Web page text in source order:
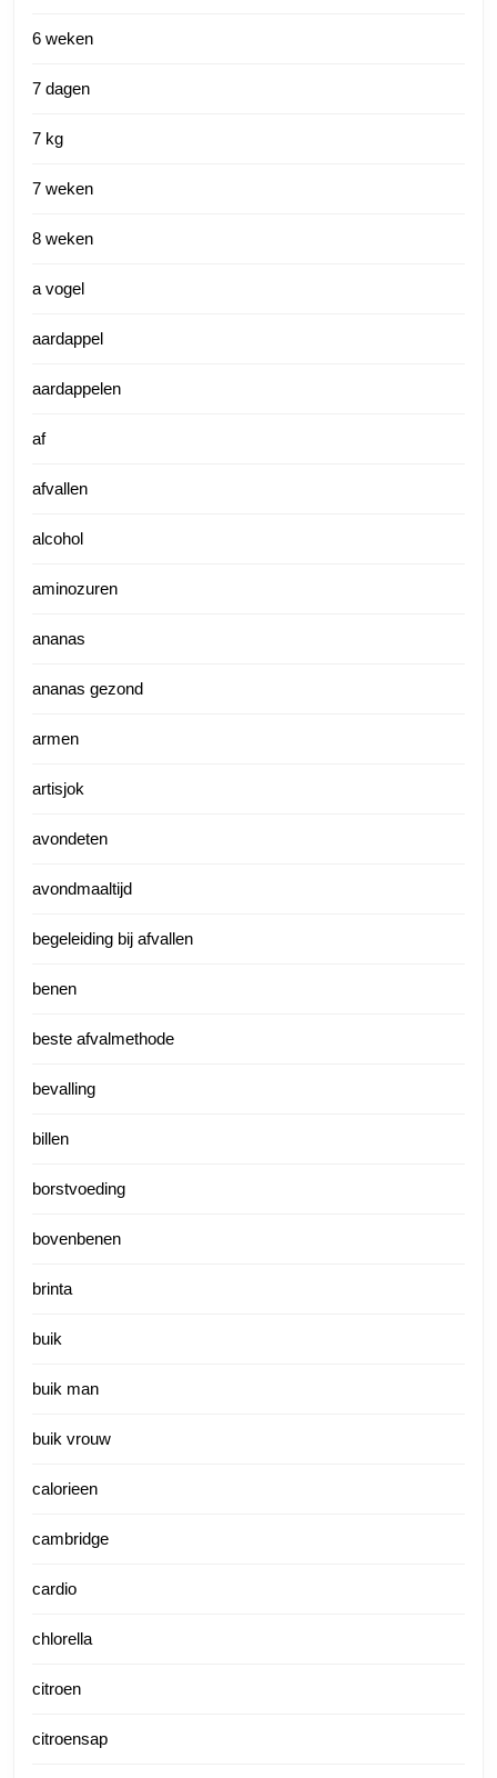
6 weken
7 dagen
7 kg
7 weken
8 weken
a vogel
aardappel
aardappelen
af
afvallen
alcohol
aminozuren
ananas
ananas gezond
armen
artisjok
avondeten
avondmaaltijd
begeleiding bij afvallen
benen
beste afvalmethode
bevalling
billen
borstvoeding
bovenbenen
brinta
buik
buik man
buik vrouw
calorieen
cambridge
cardio
chlorella
citroen
citroensap